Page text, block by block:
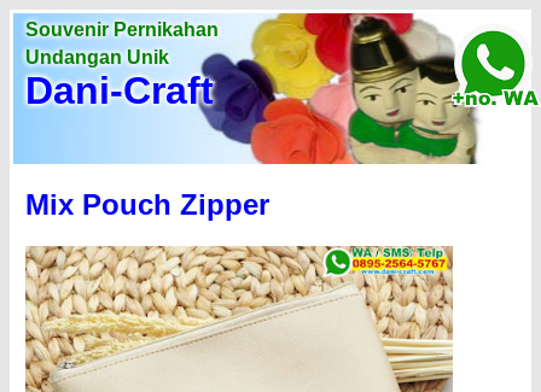
Souvenir Pernikahan
Undangan Unik
Dani-Craft
Mix Pouch Zipper